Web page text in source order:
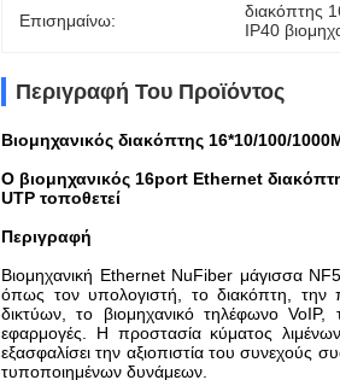
Επισημαίνω: διακόπτης
IP40
Περιγραφή Του Προϊόντος
Βιομηχανικός διακόπτης 16*10/100/
Ο βιομηχανικός 16port Ethernet
UTP τοποθετεί
Περιγραφή
Βιομηχανική Ethernet NuFiber μάγισσα
όπως τον υπολογιστή, το διακόπτη, την
δικτύων, το βιομηχανικό τηλέφωνο VoIP,
εφαρμογές. Η προστασία κύματος
εξασφαλίσει την αξιοπιστία του συνεχούς
τυποποιημένων δυνάμεων.